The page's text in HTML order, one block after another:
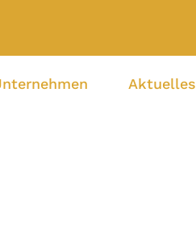
Aktuelles